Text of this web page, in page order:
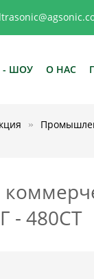
- ШОУ О НАС
- 480СТ